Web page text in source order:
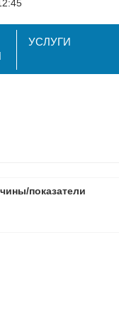
УСЛУГИ
показатели